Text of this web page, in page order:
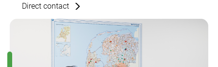
Direct contact